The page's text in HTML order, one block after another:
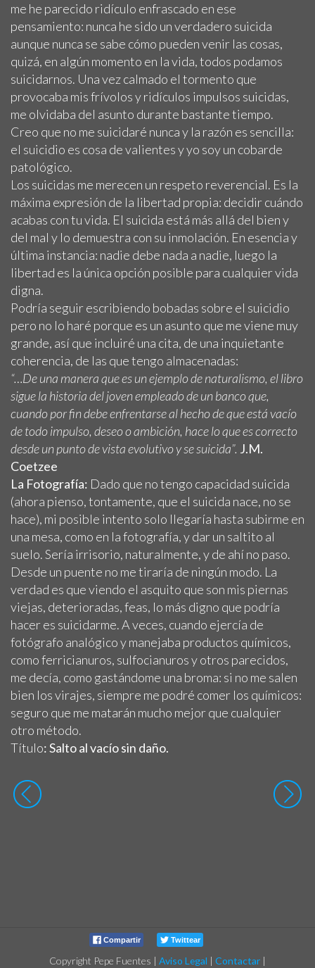
me he parecido ridículo enfrascado en ese
pensamiento: nunca he sido un verdadero suicida
aunque nunca se sabe cómo pueden venir las cosas,
quizá, en algún momento en la vida, todos podamos
suicidarnos. Una vez calmado el tormento que
provocaba mis frívolos y ridículos impulsos suicidas,
me olvidaba del asunto durante bastante tiempo.
Creo que no me suicidaré nunca y la razón es sencilla:
el suicidio es cosa de valientes y yo soy un cobarde
patológico.
Los suicidas me merecen un respeto reverencial. Es la
máxima expresión de la libertad propia: decidir cuándo
acabas con tu vida. El suicida está más allá del bien y
del mal y lo demuestra con su inmolación. En esencia y
última instancia: nadie debe nada a nadie, luego la
libertad es la única opción posible para cualquier vida
digna.
Podría seguir escribiendo bobadas sobre el suicidio
pero no lo haré porque es un asunto que me viene muy
grande, así que incluiré una cita, de una inquietante
coherencia, de las que tengo almacenadas:
“…De una manera que es un ejemplo de naturalismo, el libro
sigue la historia del joven empleado de un banco que,
cuando por fin debe enfrentarse al hecho de que está vacío
de todo impulso, deseo o ambición, hace lo que es correcto
desde un punto de vista evolutivo y se suicida”. J.M.
Coetzee
La Fotografía: Dado que no tengo capacidad suicida
(ahora pienso, tontamente, que el suicida nace, no se
hace), mi posible intento solo llegaría hasta subirme en
una mesa, como en la fotografía, y dar un saltito al
suelo. Sería irrisorio, naturalmente, y de ahí no paso.
Desde un puente no me tiraría de ningún modo. La
verdad es que viendo el asquito que son mis piernas
viejas, deterioradas, feas, lo más digno que podría
hacer es suicidarme. A veces, cuando ejercía de
fotógrafo analógico y manejaba productos químicos,
como ferricianuros, sulfocianuros y otros parecidos,
me decía, como gastándome una broma: si no me salen
bien los virajes, siempre me podré comer los químicos:
seguro que me matarán mucho mejor que cualquier
otro método.
Título: Salto al vacío sin daño.
Compartir Twittear
Copyright Pepe Fuentes | Aviso Legal | Contactar |